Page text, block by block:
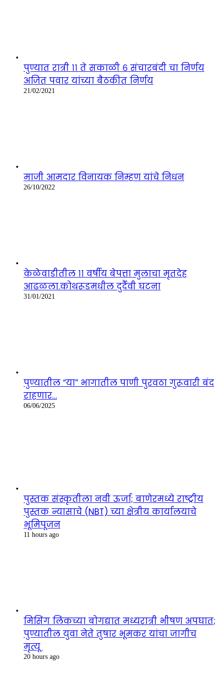
पुण्यात रात्री ११ ते सकाळी ६ संचारबंदी चा निर्णय
अजित पवार यांच्या बैठकीत निर्णय
21/02/2021
माजी आमदार विनायक निम्हण यांचे निधन
26/10/2022
केळेवाडीतील ११ वर्षीय बेपत्ता मुलाचा मृतदेह
आढळला.कोथरूडमधील दुर्दैवी घटना
31/01/2021
पुण्यातील “या” भागातील पाणी पुरवठा गुरूवारी बंद
राहणार…
06/06/2025
पुस्तक संस्कृतीला नवी ऊर्जा; बाणेरमध्ये राष्ट्रीय
पुस्तक न्यासाचे (NBT) च्या क्षेत्रीय कार्यालयाचे
भूमिपूजन
11 hours ago
मिसिंग लिंकच्या बोगद्यात मध्यरात्री भीषण अपघात;
पुण्यातील युवा नेते तुषार भूमकर यांचा जागीच
मृत्यू
20 hours ago